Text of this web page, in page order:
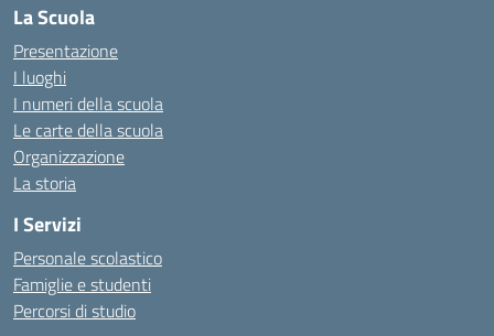
La Scuola
Presentazione
I luoghi
I numeri della scuola
Le carte della scuola
Organizzazione
La storia
I Servizi
Personale scolastico
Famiglie e studenti
Percorsi di studio